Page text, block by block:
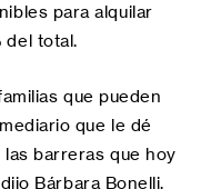
para alquilar
del total.
que pueden
que le dé
barreras que hoy
Bárbara Bonelli,